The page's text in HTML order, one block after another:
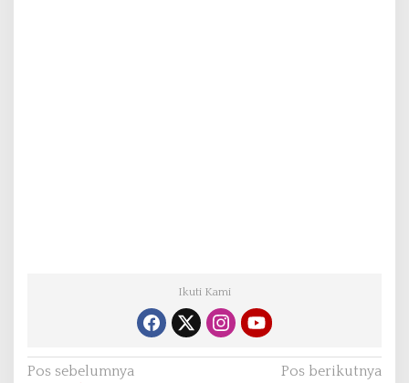
Ikuti Kami
N
Pos sebelumnya
Pos berikutnya